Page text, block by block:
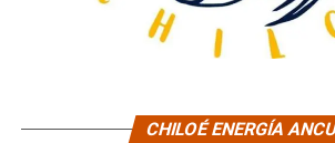
CHILOÉ ENERGÍA